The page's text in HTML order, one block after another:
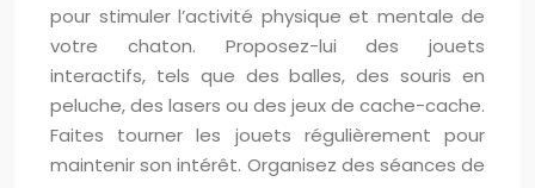
pour stimuler l’activité physique et mentale de
votre chaton. Proposez-lui des jouets
interactifs, tels que des balles, des souris en
peluche, des lasers ou des jeux de cache-cache.
Faites tourner les jouets régulièrement pour
maintenir son intérêt. Organisez des séances de